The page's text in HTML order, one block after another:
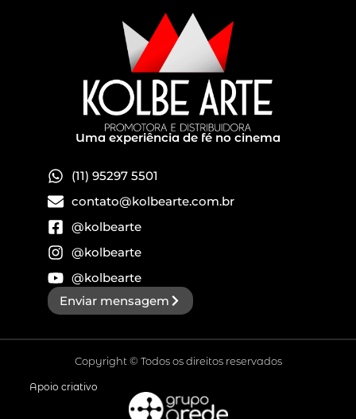
Uma experiência de fé no cinema
(11) 95297 5501
contato@kolbearte.com.br
@kolbearte
@kolbearte
@kolbearte
Enviar mensagem
Copyright © Todos os direitos reservados
Apoio criativo